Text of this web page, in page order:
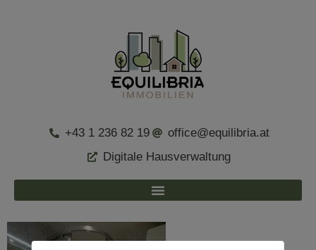
+43 1 236 82 19
office@equilibria.at
Digitale Hausverwaltung